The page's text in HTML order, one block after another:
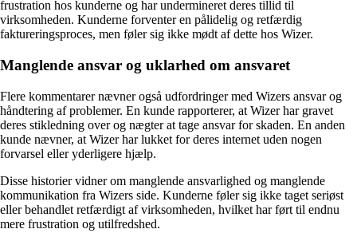
frustration hos kunderne og har undermineret deres tillid til
virksomheden. Kunderne forventer en pålidelig og retfærdig
faktureringsproces, men føler sig ikke mødt af dette hos Wizer.
Manglende ansvar og uklarhed om ansvaret
Flere kommentarer nævner også udfordringer med Wizers ansvar og
håndtering af problemer. En kunde rapporterer, at Wizer har gravet
deres stikledning over og nægter at tage ansvar for skaden. En anden
kunde nævner, at Wizer har lukket for deres internet uden nogen
forvarsel eller yderligere hjælp.
Disse historier vidner om manglende ansvarlighed og manglende
kommunikation fra Wizers side. Kunderne føler sig ikke taget seriøst
eller behandlet retfærdigt af virksomheden, hvilket har ført til endnu
mere frustration og utilfredshed.